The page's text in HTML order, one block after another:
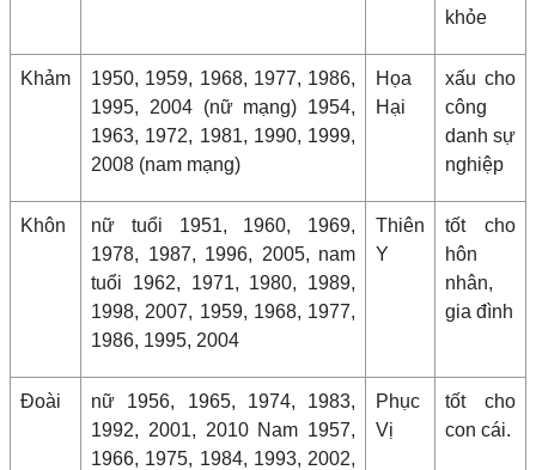
khỏe
Khảm
1950, 1959, 1968, 1977, 1986,
1995, 2004 (nữ mạng) 1954,
1963, 1972, 1981, 1990, 1999,
2008 (nam mạng)
Họa
Hại
xấu cho
công
danh sự
nghiệp
Khôn
nữ tuổi 1951, 1960, 1969,
1978, 1987, 1996, 2005, nam
tuổi 1962, 1971, 1980, 1989,
1998, 2007, 1959, 1968, 1977,
1986, 1995, 2004
Thiên
Y
tốt cho
hôn
nhân,
gia đình
Đoài
nữ 1956, 1965, 1974, 1983,
1992, 2001, 2010 Nam 1957,
1966, 1975, 1984, 1993, 2002,
Phục
Vị
tốt cho
con cái.